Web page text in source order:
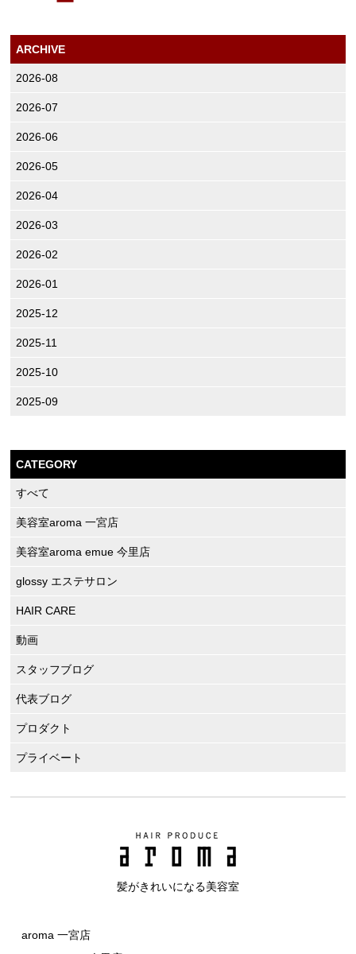
ARCHIVE
2026-08
2026-07
2026-06
2026-05
2026-04
2026-03
2026-02
2026-01
2025-12
2025-11
2025-10
2025-09
CATEGORY
すべて
美容室aroma 一宮店
美容室aroma emue 今里店
glossy エステサロン
HAIR CARE
動画
スタッフブログ
代表ブログ
プロダクト
プライベート
髪がきれいになる美容室
aroma 一宮店